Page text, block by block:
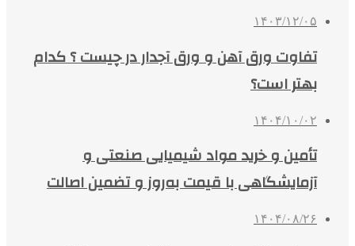
۱۴۰۳/۱۲/۰۵
تفاوت ورق آهن و ورق آجدار در چیست ؟ کدام
بهتر است؟
۱۴۰۴/۱۰/۰۲
تأمین و خرید مواد شیمیایی صنعتی و
آزمایشگاهی با قیمت به‌روز و تضمین اصالت
۱۴۰۴/۰۸/۲۶